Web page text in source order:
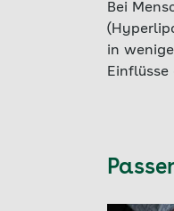
Bei
in
Einflüsse